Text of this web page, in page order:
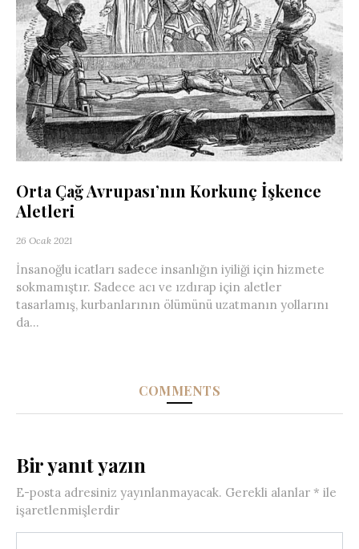
Orta Çağ Avrupası’nın Korkunç İşkence
Aletleri
26 Ocak 2021
İnsanoğlu icatları sadece insanlığın iyiliği için hizmete
sokmamıştır. Sadece acı ve ızdırap için aletler
tasarlamış, kurbanlarının ölümünü uzatmanın yollarını
da...
COMMENTS
Bir yanıt yazın
E-posta adresiniz yayınlanmayacak. Gerekli alanlar * ile
işaretlenmişlerdir